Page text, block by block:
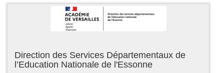
Direction des Services Départementaux de
l’Education Nationale de l'Essonne